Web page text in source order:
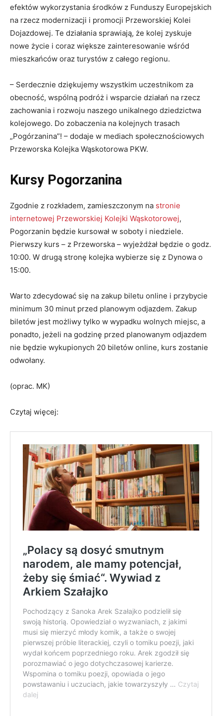
efektów wykorzystania środków z Funduszy Europejskich
na rzecz modernizacji i promocji Przeworskiej Kolei
Dojazdowej. Te działania sprawiają, że kolej zyskuje
nowe życie i coraz większe zainteresowanie wśród
mieszkańców oraz turystów z całego regionu.
– Serdecznie dziękujemy wszystkim uczestnikom za
obecność, wspólną podróż i wsparcie działań na rzecz
zachowania i rozwoju naszego unikalnego dziedzictwa
kolejowego. Do zobaczenia na kolejnych trasach
„Pogórzanina”! – dodaje w mediach społecznościowych
Przeworska Kolejka Wąskotorowa PKW.
Kursy Pogorzanina
Zgodnie z rozkładem, zamieszczonym na stronie
internetowej Przeworskiej Kolejki Wąskotorowej,
Pogorzanin będzie kursował w soboty i niedziele.
Pierwszy kurs – z Przeworska – wyjeżdżał będzie o godz.
10:00. W drugą stronę kolejka wybierze się z Dynowa o
15:00.
Warto zdecydować się na zakup biletu online i przybycie
minimum 30 minut przed planowym odjazdem. Zakup
biletów jest możliwy tylko w wypadku wolnych miejsc, a
ponadto, jeżeli na godzinę przed planowanym odjazdem
nie będzie wykupionych 20 biletów online, kurs zostanie
odwołany.
(oprac. MK)
Czytaj więcej: